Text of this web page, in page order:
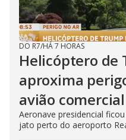
DO R7/HÁ 7 HORAS
Helicóptero de
aproxima
avião comercial
Aeronave presidencial
jato perto do aeroporto